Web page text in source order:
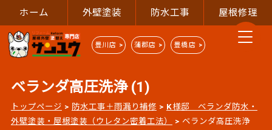
ホーム 外壁塗装 防水工事 屋根修理
豊川店 > 蒲郡店 > 豊橋店 >
ベランダ高圧洗浄 (1)
トップページ > 防水工事＋雨漏り補修 > K様邸 ベランダ防水・
外壁塗装・屋根塗装（ウレタン密着工法）
> ベランダ高圧洗浄